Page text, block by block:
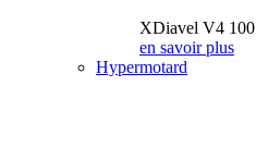
XDiavel V4 100
en savoir plus
Hypermotard